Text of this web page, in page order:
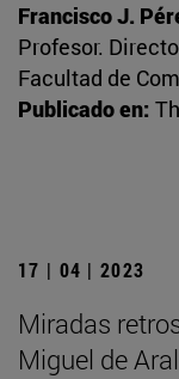
Francisco J.
Profesor.
Facultad de
Publicado en:
17 | 04 | 2023
Miradas
Miguel de